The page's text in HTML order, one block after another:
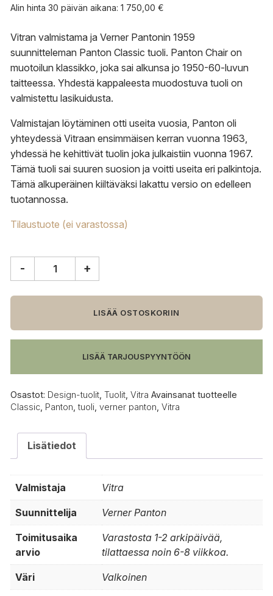
Alin hinta 30 päivän aikana: 1 750,00 €
Vitran valmistama ja Verner Pantonin 1959
suunnitteleman Panton Classic tuoli. Panton Chair on
muotoilun klassikko, joka sai alkunsa jo 1950-60-luvun
taitteessa. Yhdestä kappaleesta muodostuva tuoli on
valmistettu lasikuidusta.
Valmistajan löytäminen otti useita vuosia, Panton oli
yhteydessä Vitraan ensimmäisen kerran vuonna 1963,
yhdessä he kehittivät tuolin joka julkaistiin vuonna 1967.
Tämä tuoli sai suuren suosion ja voitti useita eri palkintoja.
Tämä alkuperäinen kiiltäväksi lakattu versio on edelleen
tuotannossa.
Tilaustuote (ei varastossa)
Classic
valkoinen
määrä
- +
LISÄÄ OSTOSKORIIN
LISÄÄ TARJOUSPYYNTÖÖN
Osastot: Design-tuolit Tuolit Vitra Avainsanat tuotteelle
Classic Panton ,tuoli verner panton Vitra
Lisätiedot
Valmistaja Vitra
Suunnittelija Verner Panton
Toimitusaika
arvio
Varastosta 1-2 arkipäivää,
tilattaessa noin 6-8 viikkoa.
Väri Valkoinen